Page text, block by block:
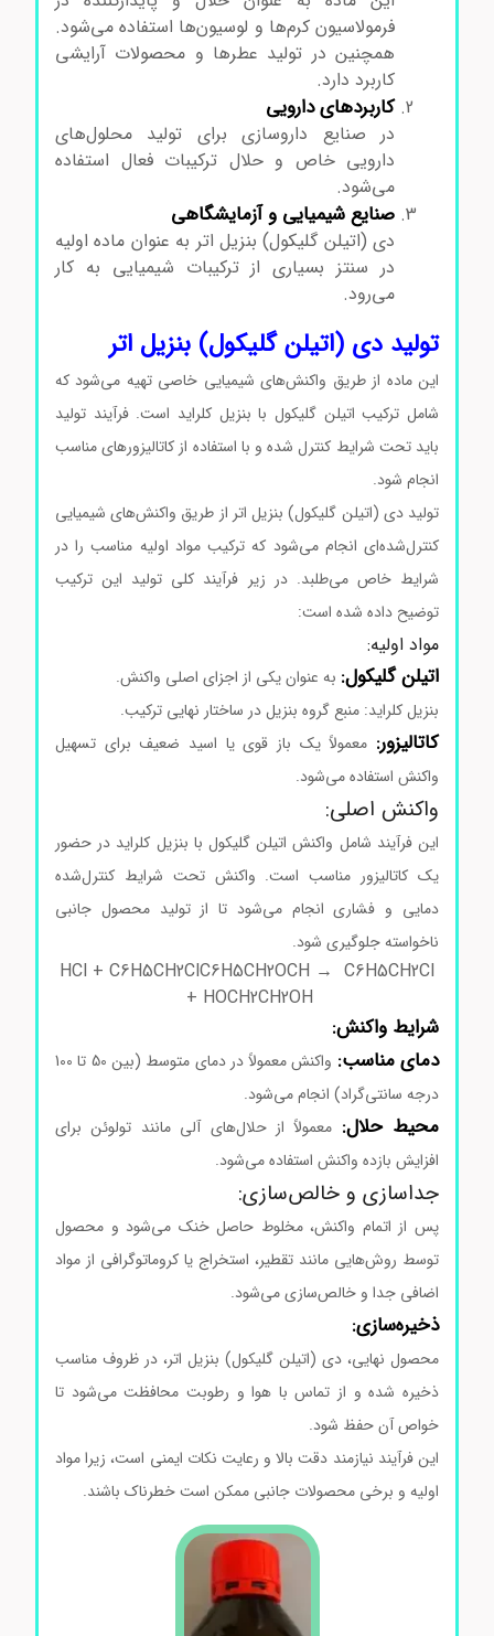
فرمولاسیون کرم‌ها و لوسیون‌ها استفاده می‌شود.
همچنین در تولید عطرها و محصولات آرایشی
کاربرد دارد.
کاربردهای دارویی
در صنایع داروسازی برای تولید محلول‌های
دارویی خاص و حلال ترکیبات فعال استفاده
می‌شود.
صنایع شیمیایی و آزمایشگاهی
دی (اتیلن گلیکول) بنزیل اتر به عنوان ماده اولیه
در سنتز بسیاری از ترکیبات شیمیایی به کار
می‌رود.
تولید دی (اتیلن گلیکول) بنزیل اتر
این ماده از طریق واکنش‌های شیمیایی خاصی تهیه می‌شود که
شامل ترکیب اتیلن گلیکول با بنزیل کلراید است. فرآیند تولید
باید تحت شرایط کنترل شده و با استفاده از کاتالیزورهای مناسب
انجام شود.
تولید دی (اتیلن گلیکول) بنزیل اتر از طریق واکنش‌های شیمیایی
کنترل‌شده‌ای انجام می‌شود که ترکیب مواد اولیه مناسب را در
شرایط خاص می‌طلبد. در زیر فرآیند کلی تولید این ترکیب
توضیح داده شده است:
مواد اولیه:
اتیلن گلیکول:به عنوان یکی از اجزای اصلی واکنش.
بنزیل کلراید: منبع گروه بنزیل در ساختار نهایی ترکیب.
کاتالیزور:معمولاً یک باز قوی یا اسید ضعیف برای تسهیل
واکنش استفاده می‌شود.
واکنش اصلی:
این فرآیند شامل واکنش اتیلن گلیکول با بنزیل کلراید در حضور
یک کاتالیزور مناسب است. واکنش تحت شرایط کنترل‌شده
دمایی و فشاری انجام می‌شود تا از تولید محصول جانبی
ناخواسته جلوگیری شود.
H Cl+C6H5CH2ClC6H5CH2OCH → C6H5CH
+ HOCH2CH2OH
شرایط واکنش:
دمای مناسب:
واکنش معمولاً در دمای متوسط (بین 50 تا 100
درجه سانتی‌گراد) انجام می‌شود.
محیط حلال:معمولاً از حلال‌های آلی مانند تولوئن برای
افزایش بازده واکنش استفاده می‌شود.
جداسازی و خالص‌سازی:
پس از اتمام واکنش، مخلوط حاصل خنک می‌شود و محصول
توسط روش‌هایی مانند تقطیر، استخراج یا کروماتوگرافی از مواد
اضافی جدا و خالص‌سازی می‌شود.
ذخیره‌سازی:
محصول نهایی، دی (اتیلن گلیکول) بنزیل اتر، در ظروف مناسب
ذخیره شده و از تماس با هوا و رطوبت محافظت می‌شود تا
خواص آن حفظ شود.
این فرآیند نیازمند دقت بالا و رعایت نکات ایمنی است، زیرا مواد
اولیه و برخی محصولات جانبی ممکن است خطرناک باشند.